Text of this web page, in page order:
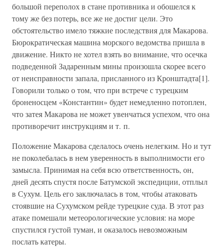
большой переполох в стане противника и обошелся к
тому же без потерь, все же не достиг цели. Это
обстоятельство имело тяжкие последствия для Макарова.
Бюрократическая машина морского ведомства пришла в
движение. Никто не хотел взять во внимание, что осечка
подведенной Задаренным мины произошла скорее всего
от неисправности запала, присланного из Кронштадта[1].
Говорили только о том, что при встрече с турецким
броненосцем «Константин» будет немедленно потоплен,
что затея Макарова не может увенчаться успехом, что она
противоречит инструкциям и т. п.
Положение Макарова сделалось очень нелегким. Но и тут
не поколебалась в нем уверенность в выполнимости его
замысла. Принимая на себя всю ответственность, он,
дней десять спустя после Батумской экспедиции, отплыл
в Сухум. Цель его заключалась в том, чтобы атаковать
стоявшие на Сухумском рейде турецкие суда. В этот раз
атаке помешали метеорологические условия: на море
спустился густой туман, и оказалось невозможным
послать катеры.